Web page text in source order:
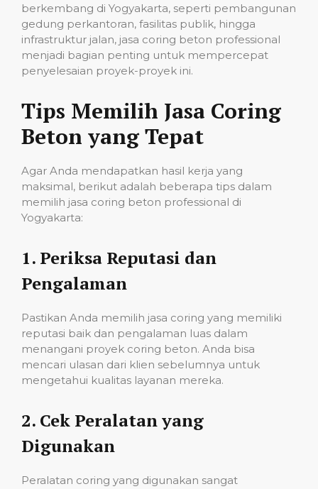
berkembang di Yogyakarta, seperti pembangunan
gedung perkantoran, fasilitas publik, hingga
infrastruktur jalan, jasa coring beton professional
menjadi bagian penting untuk mempercepat
penyelesaian proyek-proyek ini.
Tips Memilih Jasa Coring
Beton yang Tepat
Agar Anda mendapatkan hasil kerja yang
maksimal, berikut adalah beberapa tips dalam
memilih jasa coring beton professional di
Yogyakarta:
1. Periksa Reputasi dan
Pengalaman
Pastikan Anda memilih jasa coring yang memiliki
reputasi baik dan pengalaman luas dalam
menangani proyek coring beton. Anda bisa
mencari ulasan dari klien sebelumnya untuk
mengetahui kualitas layanan mereka.
2. Cek Peralatan yang
Digunakan
Peralatan coring yang digunakan sangat